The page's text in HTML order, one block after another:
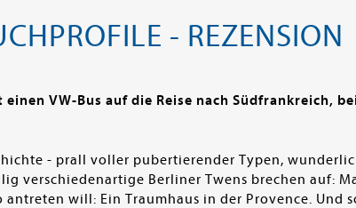
- REZENSION
VW-Bus auf die Reise nach Südfrankreich,
- prall voller pubertierender Typen,
verschiedenartige Berliner Twens brechen auf:
will: Ein Traumhaus in der Provence. Und